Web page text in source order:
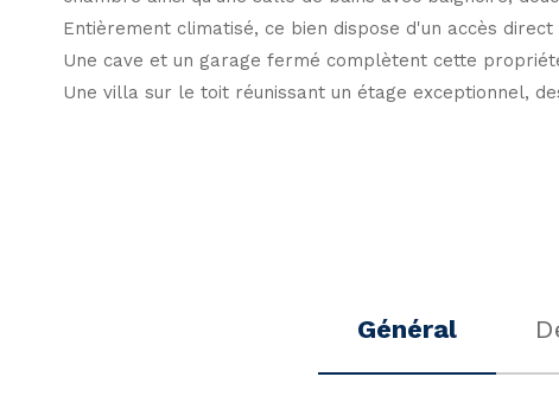
Entièrement climatisé, ce bien dispose d'un accès
Une cave et un garage fermé complètent cette
Une villa sur le toit réunissant un étage exceptionnel,
Général